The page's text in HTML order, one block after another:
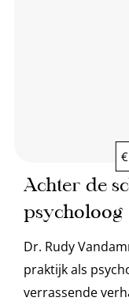
Achter de
psycholoog
Dr. Rudy
praktijk als
verrassende